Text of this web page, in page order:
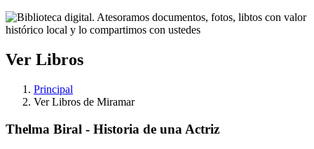
Ver Libros
Principal
Ver Libros de Miramar
Thelma Biral - Historia de una Actriz